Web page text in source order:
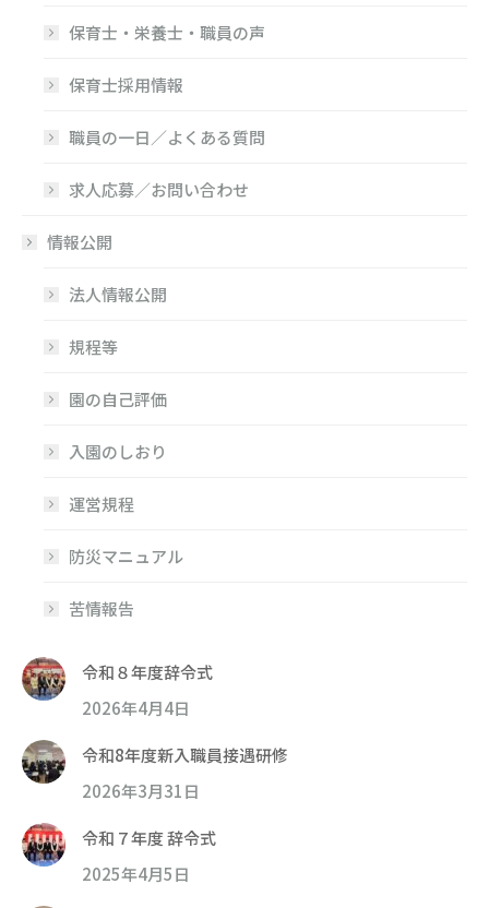
保育士・栄養士・職員の声
保育士採用情報
職員の一日／よくある質問
求人応募／お問い合わせ
情報公開
法人情報公開
規程等
園の自己評価
入園のしおり
運営規程
防災マニュアル
苦情報告
令和８年度辞令式
2026年4月4日
令和8年度新入職員接遇研修
2026年3月31日
令和７年度 辞令式
2025年4月5日